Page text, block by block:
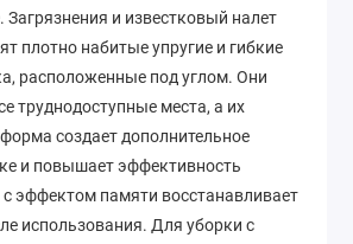
Загрязнения и известковый налет
плотно набитые упругие и гибкие
расположенные под углом. Они
труднодоступные места, а их
создает дополнительное
и повышает эффективность
эффектом памяти восстанавливает
использования. Для уборки с